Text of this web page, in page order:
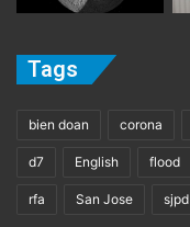
Tags
bien doan corona
d7 English flood
rfa San Jose sjpd